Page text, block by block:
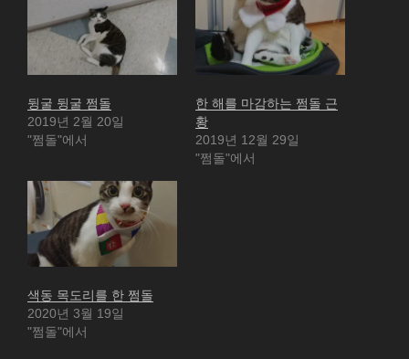
뒹굴 뒹굴 쩜돌
2019년 2월 20일
"쩜돌"에서
한 해를 마감하는 쩜돌 근
황
2019년 12월 29일
"쩜돌"에서
색동 목도리를 한 쩜돌
2020년 3월 19일
"쩜돌"에서